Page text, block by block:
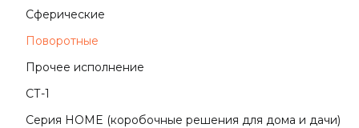
Сферические
Поворотные
Прочее исполнение
СТ-1
Серия HOME (коробочные решения для дома и дачи)